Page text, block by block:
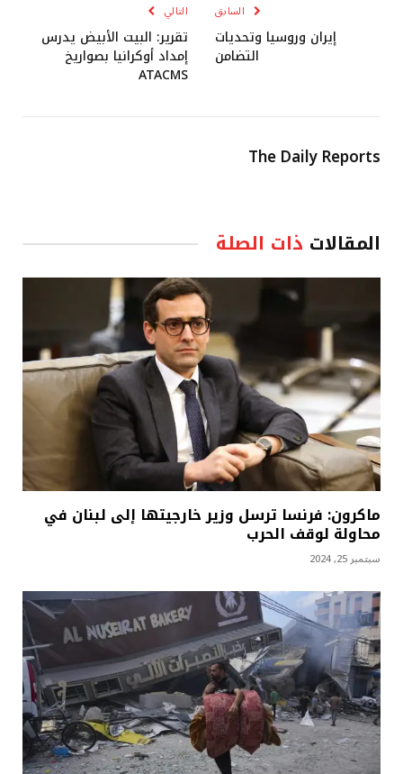
السابق
إيران وروسيا وتحديات
التضامن
التالي
تقرير: البيت الأبيض يدرس
إمداد أوكرانيا بصواريخ
ATACMS
The Daily Reports
المقالات ذات الصلة
ماكرون: فرنسا ترسل وزير خارجيتها إلى لبنان في
محاولة لوقف الحرب
سبتمبر 25, 2024